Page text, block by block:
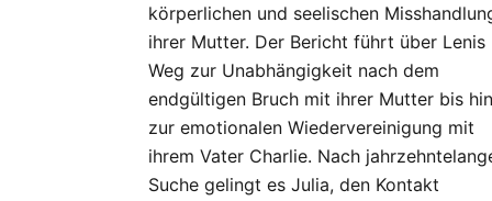
schalten? Dann erfahre
mehr über die
Werbemöglichkeiten bei
Seven.One Audio:
https://www.seven.one/
audio
körperlichen und seelischen
ihrer Mutter. Der Bericht führt über Lenis
Weg zur Unabhängigkeit nach dem
endgültigen Bruch mit ihrer Mutter bis hin
zur emotionalen Wiedervereinigung mit
ihrem Vater Charlie. Nach
Suche gelingt es Julia, den Kontakt